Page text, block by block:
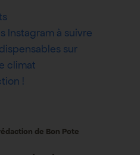
Instagram à suivre
sur
climat
!
de Bon Pote